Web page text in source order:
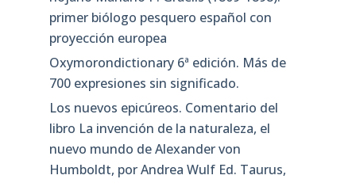
primer biólogo pesquero español con
proyección europea
Oxymorondictionary 6ª edición. Más de
700 expresiones sin significado.
Los nuevos epicúreos. Comentario del
libro La invención de la naturaleza, el
nuevo mundo de Alexander von
Humboldt, por Andrea Wulf Ed. Taurus,